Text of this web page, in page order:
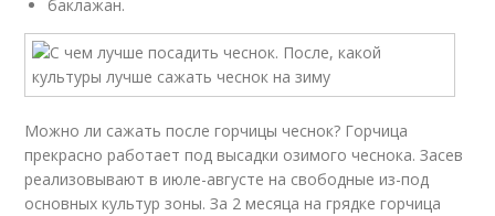
баклажан.
Можно ли сажать после горчицы чеснок? Горчица
прекрасно работает под высадки озимого чеснока. Засев
реализовывают в июле-августе на свободные из-под
основных культур зоны. За 2 месяца на грядке горчица